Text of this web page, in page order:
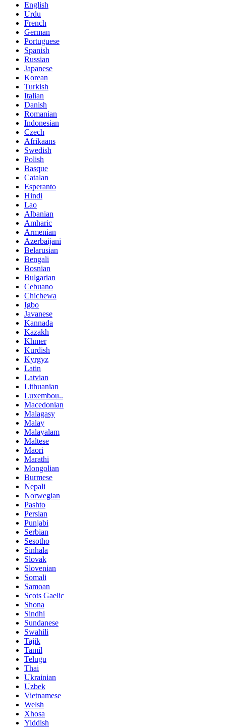
English
Urdu
French
German
Portuguese
Spanish
Russian
Japanese
Korean
Turkish
Italian
Danish
Romanian
Indonesian
Czech
Afrikaans
Swedish
Polish
Basque
Catalan
Esperanto
Hindi
Lao
Albanian
Amharic
Armenian
Azerbaijani
Belarusian
Bengali
Bosnian
Bulgarian
Cebuano
Chichewa
Igbo
Javanese
Kannada
Kazakh
Khmer
Kurdish
Kyrgyz
Latin
Latvian
Lithuanian
Luxembou..
Macedonian
Malagasy
Malay
Malayalam
Maltese
Maori
Marathi
Mongolian
Burmese
Nepali
Norwegian
Pashto
Persian
Punjabi
Serbian
Sesotho
Sinhala
Slovak
Slovenian
Somali
Samoan
Scots Gaelic
Shona
Sindhi
Sundanese
Swahili
Tajik
Tamil
Telugu
Thai
Ukrainian
Uzbek
Vietnamese
Welsh
Xhosa
Yiddish